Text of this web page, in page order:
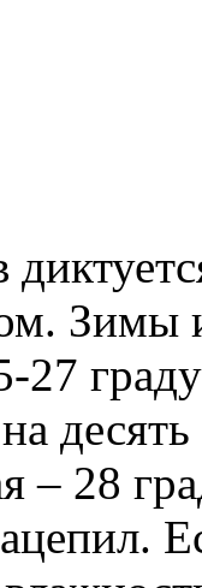
Зимы
27
– 28